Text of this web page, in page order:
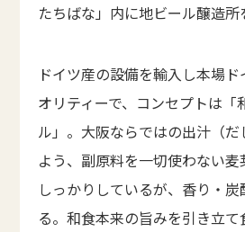
たちばな」内に地ビール醸造所
ドイツ産の設備を輸入し本場
オリティーで、コンセプトは「
ル」。大阪ならではの出汁（だ
よう、副原料を一切使わない
しっかりしているが、香り・炭
る。和食本来の旨みを引き立